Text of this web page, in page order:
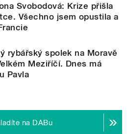
Svobodová: Krize přišla
Všechno jsem opustila a
rybářský spolek na Moravě
Meziříčí. Dnes má
Pavla
na DABu